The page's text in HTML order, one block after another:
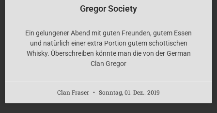
Gregor Society
Ein gelungener Abend mit guten Freunden, gutem Essen
und natürlich einer extra Portion gutem schottischen
Whisky. Überschreiben könnte man die von der German
Clan Gregor
Clan Fraser Sonntag, 01. Dez.. 2019